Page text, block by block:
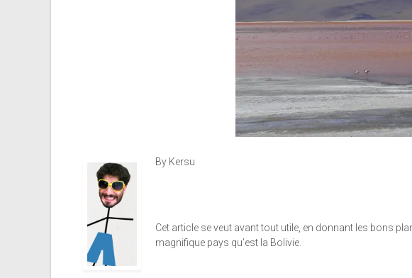
By Kersu
Cet article se veut avant tout utile, en donnant les bons
magnifique pays qu’est la Bolivie.